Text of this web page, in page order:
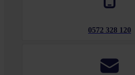
0572 328 120